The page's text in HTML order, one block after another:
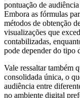
pontuação de
Embora as fórmulas
métodos de obtenção
visualizações que
contabilizadas,
pode depender do tipo
Vale ressaltar também
consolidada única, o
audiência entre
no ambiente digital